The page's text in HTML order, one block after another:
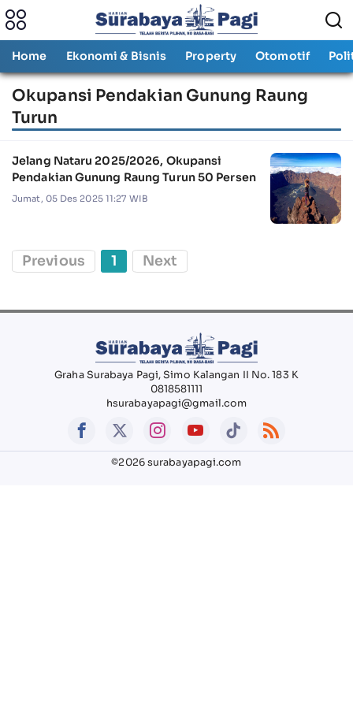
Home Ekonomi & Bisnis Property Otomotif
Okupansi Pendakian Gunung Raung
Turun
Jelang Nataru 2025/2026, Okupansi
Pendakian Gunung Raung Turun 50 Persen
Jumat, 05 Des 2025 11:27 WIB
Previous 1 Next
Graha Surabaya Pagi, Simo Kalangan II No. 183 K
0818581111
hsurabayapagi@gmail.com
©2026 surabayapagi.com